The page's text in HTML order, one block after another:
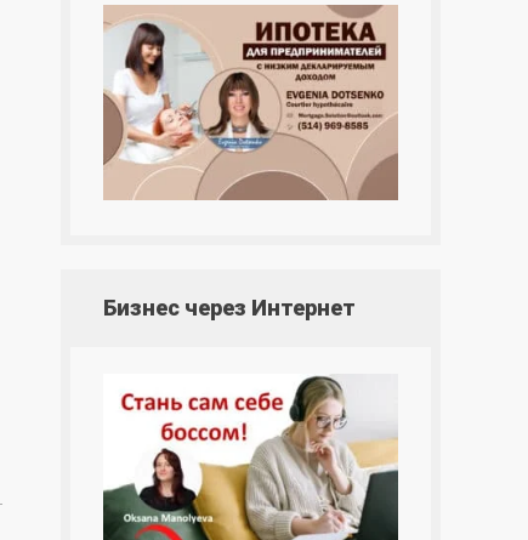
Бизнес через Интернет